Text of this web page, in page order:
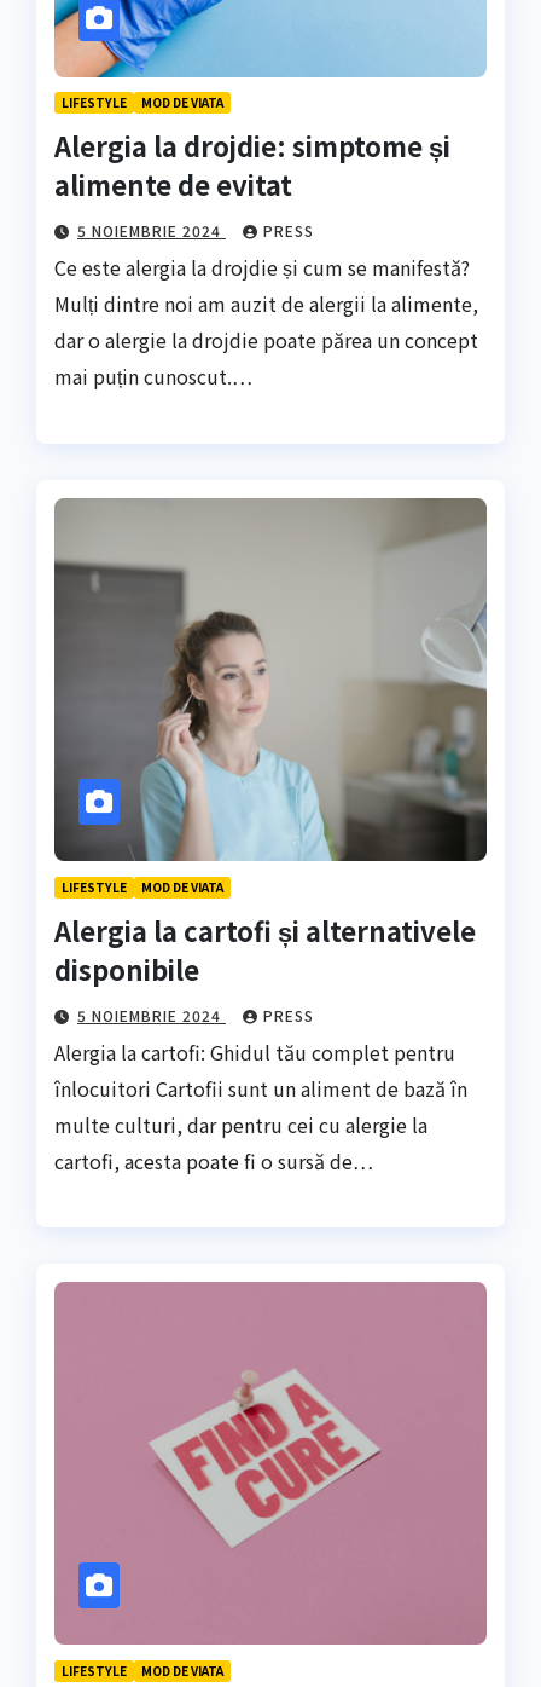
LIFESTYLE MOD DE VIATA
Alergia la drojdie: simptome și
alimente de evitat
5 NOIEMBRIE 2024 PRESS
Ce este alergia la drojdie și cum se manifestă?
Mulți dintre noi am auzit de alergii la alimente,
dar o alergie la drojdie poate părea un concept
mai puțin cunoscut.…
LIFESTYLE MOD DE VIATA
Alergia la cartofi și alternativele
disponibile
5 NOIEMBRIE 2024 PRESS
Alergia la cartofi: Ghidul tău complet pentru
înlocuitori Cartofii sunt un aliment de bază în
multe culturi, dar pentru cei cu alergie la
cartofi, acesta poate fi o sursă de…
LIFESTYLE MOD DE VIATA